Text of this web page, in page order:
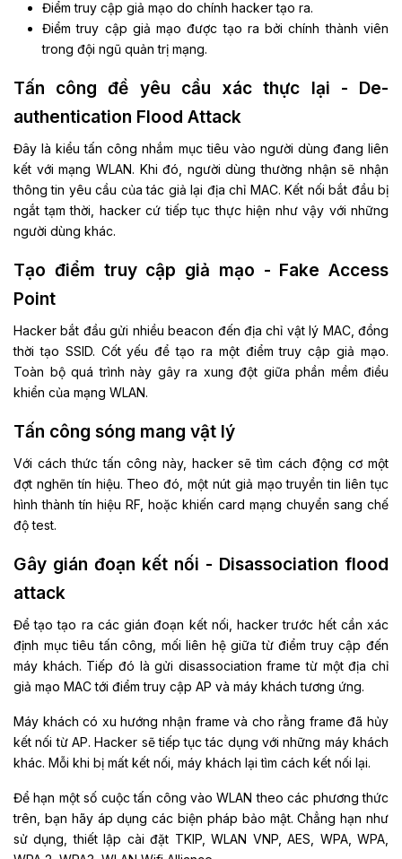
Điểm truy cập giả mạo do chính hacker tạo ra.
Điểm truy cập giả mạo được tạo ra bởi chính thành viên
trong đội ngũ quản trị mạng.
Tấn công đề yêu cầu xác thực lại - De-
authentication Flood Attack
Đây là kiểu tấn công nhắm mục tiêu vào người dùng đang liên
kết với mạng WLAN. Khi đó, người dùng thường nhận sẽ nhận
thông tin yêu cầu của tác giả lại địa chỉ MAC. Kết nối bắt đầu bị
ngắt tạm thời, hacker cứ tiếp tục thực hiện như vậy với những
người dùng khác.
Tạo điểm truy cập giả mạo - Fake Access
Point
Hacker bắt đầu gửi nhiều beacon đến địa chỉ vật lý MAC, đồng
thời tạo SSID. Cốt yếu để tạo ra một điểm truy cập giả mạo.
Toàn bộ quá trình này gây ra xung đột giữa phần mềm điều
khiển của mạng WLAN.
Tấn công sóng mang vật lý
Với cách thức tấn công này, hacker sẽ tìm cách động cơ một
đợt nghẽn tín hiệu. Theo đó, một nút giả mạo truyền tin liên tục
hình thành tín hiệu RF, hoặc khiến card mạng chuyển sang chế
độ test.
Gây gián đoạn kết nối - Disassociation flood
attack
Để tạo tạo ra các gián đoạn kết nối, hacker trước hết cần xác
định mục tiêu tấn công, mối liên hệ giữa từ điểm truy cập đến
máy khách. Tiếp đó là gửi disassociation frame từ một địa chỉ
giả mạo MAC tới điểm truy cập AP và máy khách tương ứng.
Máy khách có xu hướng nhận frame và cho rằng frame đã hủy
kết nối từ AP. Hacker sẽ tiếp tục tác dụng với những máy khách
khác. Mỗi khi bị mất kết nối, máy khách lại tìm cách kết nối lại.
Để hạn một số cuộc tấn công vào WLAN theo các phương thức
trên, bạn hãy áp dụng các biện pháp bảo mật. Chẳng hạn như
sử dụng, thiết lập cài đặt TKIP, WLAN VNP, AES, WPA, WPA,